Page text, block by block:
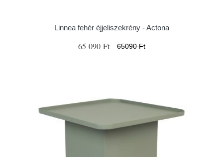
Linnea fehér éjjeliszekrény - Actona
65 090 Ft 65090 Ft